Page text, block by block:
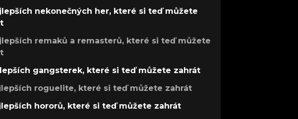
nekonečných her, které si teď můžete
remaků a remasterů, které si teď můžete
gangsterek, které si teď můžete zahrát
roguelite, které si teď můžete zahrát
hororů, které si teď můžete zahrát